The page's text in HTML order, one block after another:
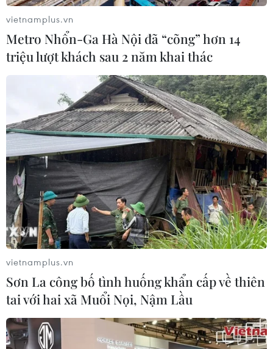
vietnamplus.vn
Metro Nhổn-Ga Hà Nội đã “cõng” hơn 14
triệu lượt khách sau 2 năm khai thác
vietnamplus.vn
Sơn La công bố tình huống khẩn cấp về thiên
tai với hai xã Muổi Nọi, Nậm Lầu